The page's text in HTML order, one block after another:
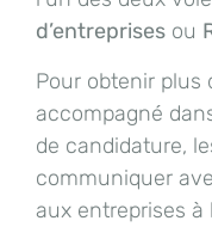
d’entreprises ou
Pour obtenir plus
accompagné
de candidature,
communiquer
aux entreprises à